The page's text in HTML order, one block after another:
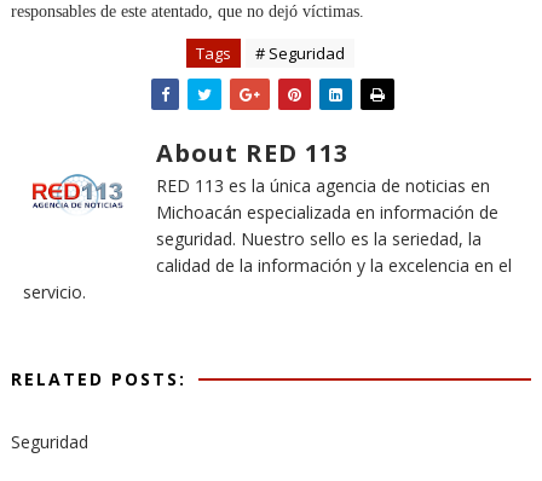
responsables de este atentado, que no dejó víctimas.
Tags # Seguridad
About RED 113
RED 113 es la única agencia de noticias en
Michoacán especializada en información de
seguridad. Nuestro sello es la seriedad, la
calidad de la información y la excelencia en el
servicio.
RELATED POSTS:
Seguridad